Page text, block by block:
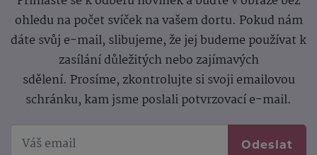
ohledu na počet svíček na vašem dortu. Pokud nám
dáte svůj e-mail, slibujeme, že jej budeme používat k
zasílání důležitých nebo zajímavých
sdělení. Prosíme, zkontrolujte si svoji emailovou
schránku, kam jsme poslali potvrzovací e-mail.
Odeslat